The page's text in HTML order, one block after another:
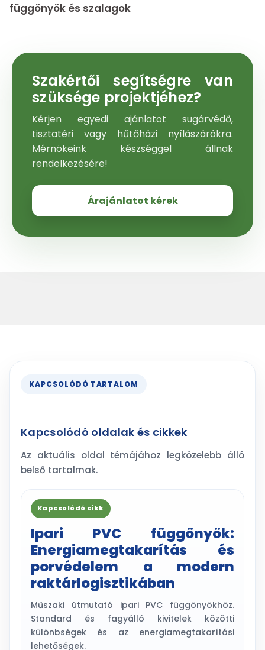
függönyök és szalagok
Szakértői segítségre van
szüksége projektjéhez?
Kérjen egyedi ajánlatot sugárvédő,
tisztatéri vagy hűtőházi nyílászárókra.
Mérnökeink készséggel állnak
rendelkezésére!
Árajánlatot kérek
KAPCSOLÓDÓ TARTALOM
Kapcsolódó oldalak és cikkek
Az aktuális oldal témájához legközelebb álló
belső tartalmak.
Kapcsolódó cikk
Ipari PVC függönyök:
Energiamegtakarítás és
porvédelem a modern
raktárlogisztikában
Műszaki útmutató ipari PVC függönyökhöz.
Standard és fagyálló kivitelek közötti
különbségek és az energiamegtakarítási
lehetőségek.